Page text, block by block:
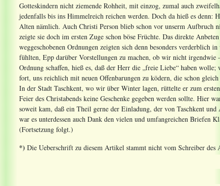
Gotteskindern nicht ziemende Rohheit, mit einzog, zumal auch
jedenfalls bis ins Himmelreich reichen werden. Doch da hieß es denn:
Alten nämlich. Auch Christi Person blieb schon vor unserm Aufbruch
zeigte sie doch im ersten Zuge schon böse Früchte. Das direkte
weggeschobenen Ordnungen zeigten sich denn besonders verderblich
fühlten, Epp darüber Vorstellungen zu machen, ob wir nicht irgendwie
Ordnung schaffen, hieß es, daß der Herr die „freie Liebe“ haben
fort, uns reichlich mit neuen Offenbarungen zu ködern, die schon
In der Stadt Taschkent, wo wir über Winter lagen, rüttelte er zum
Feier des Christabends keine Geschenke gegeben werden sollte. Hier
soweit kam, daß ein Theil gerne der Einladung, der von Taschkent
war es unterdessen auch Dank den vielen und umfangreichen Briefen
(Fortsetzung folgt.)
*) Die Ueberschrift zu diesem Artikel stammt nicht vom Schreiber des